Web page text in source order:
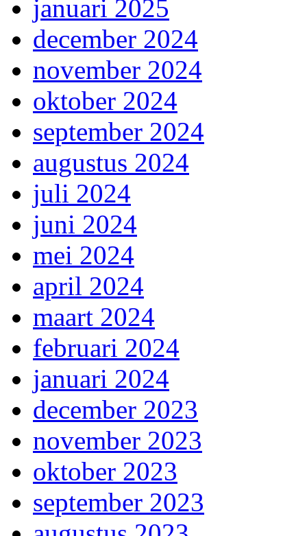
januari 2025
december 2024
november 2024
oktober 2024
september 2024
augustus 2024
juli 2024
juni 2024
mei 2024
april 2024
maart 2024
februari 2024
januari 2024
december 2023
november 2023
oktober 2023
september 2023